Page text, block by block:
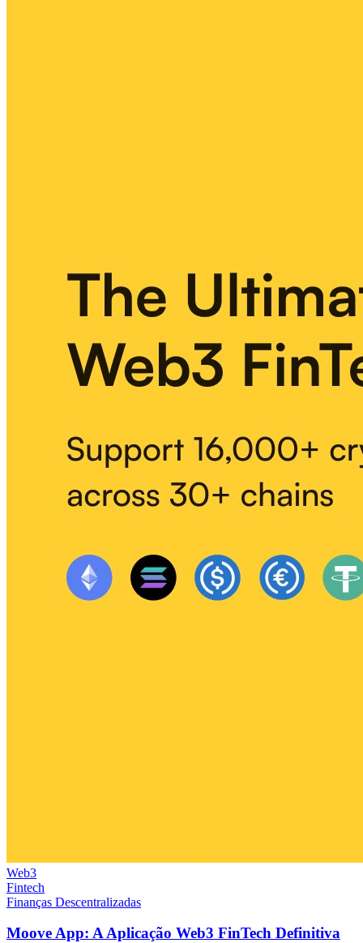
Web3
Fintech
Finanças Descentralizadas
Moove App: A Aplicação Web3 FinTech Definitiva